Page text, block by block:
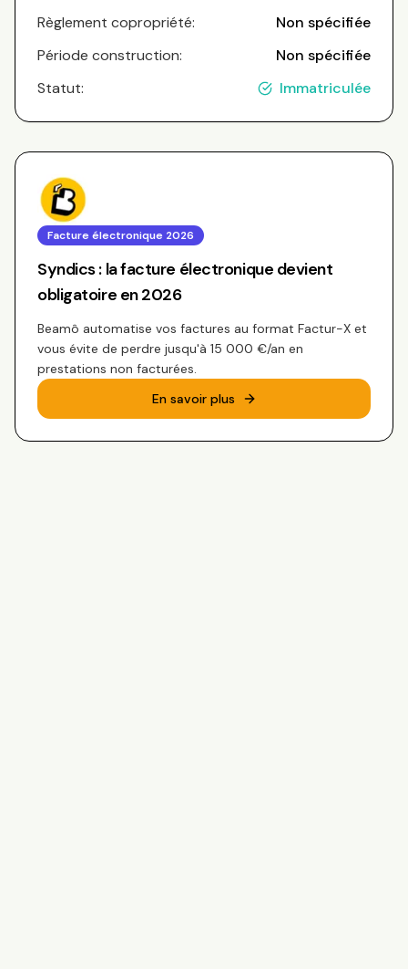
Règlement copropriété:
Non spécifiée
Période construction:
Non spécifiée
Statut:
Immatriculée
Facture électronique 2026
Syndics : la facture électronique devient
obligatoire en 2026
Beamô automatise vos factures au format Factur-X et
vous évite de perdre jusqu'à 15 000 €/an en
prestations non facturées.
En savoir plus